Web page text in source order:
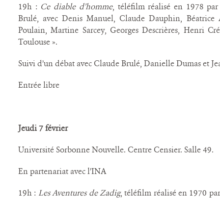
19h : Ce diable d’homme, téléfilm réalisé en 1978
Brulé, avec Denis Manuel, Claude Dauphin,
Poulain, Martine Sarcey, Georges Descrières, Henri
Toulouse ».
Suivi d’un débat avec Claude Brulé, Danielle Dumas et
Entrée libre
Jeudi 7 février
Université Sorbonne Nouvelle. Centre Censier. Salle 49.
En partenariat avec l’INA
19h : Les Aventures de Zadig, téléfilm réalisé en 1970